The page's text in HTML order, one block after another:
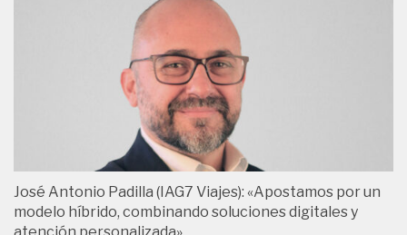
José Antonio Padilla (IAG7 Viajes): «Apostamos por un
modelo híbrido, combinando soluciones digitales y